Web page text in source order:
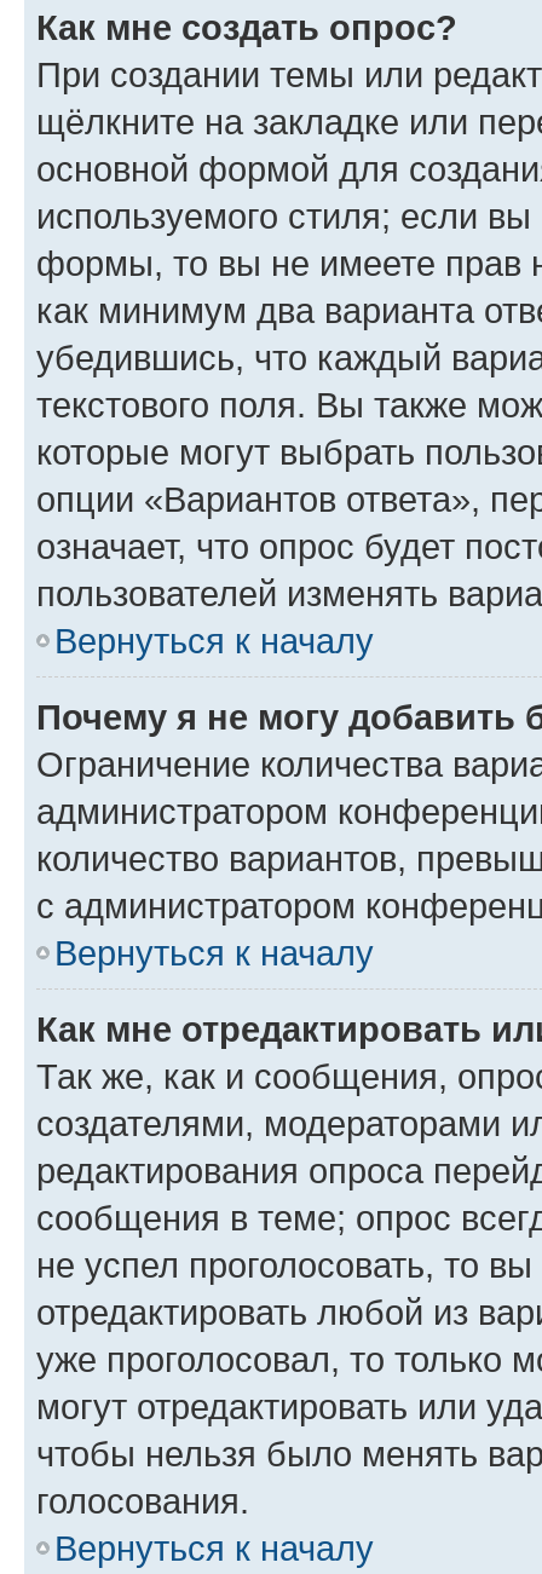
Как мне создать опрос?
При создании темы или
щёлкните на закладке или
основной формой для
используемого стиля; если
формы, то вы не имеете прав
как минимум два варианта
убедившись, что каждый
текстового поля. Вы также
которые могут выбрать
опции «Вариантов ответа»,
означает, что опрос будет
пользователей изменять
Вернуться к началу
Почему я не могу добавить
Ограничение количества
администратором
количество вариантов,
с администратором
Вернуться к началу
Как мне отредактировать
Так же, как и сообщения,
создателями, модераторами
редактирования опроса
сообщения в теме; опрос
не успел проголосовать, то
отредактировать любой из
уже проголосовал, то только
могут отредактировать или
чтобы нельзя было менять
голосования.
Вернуться к началу